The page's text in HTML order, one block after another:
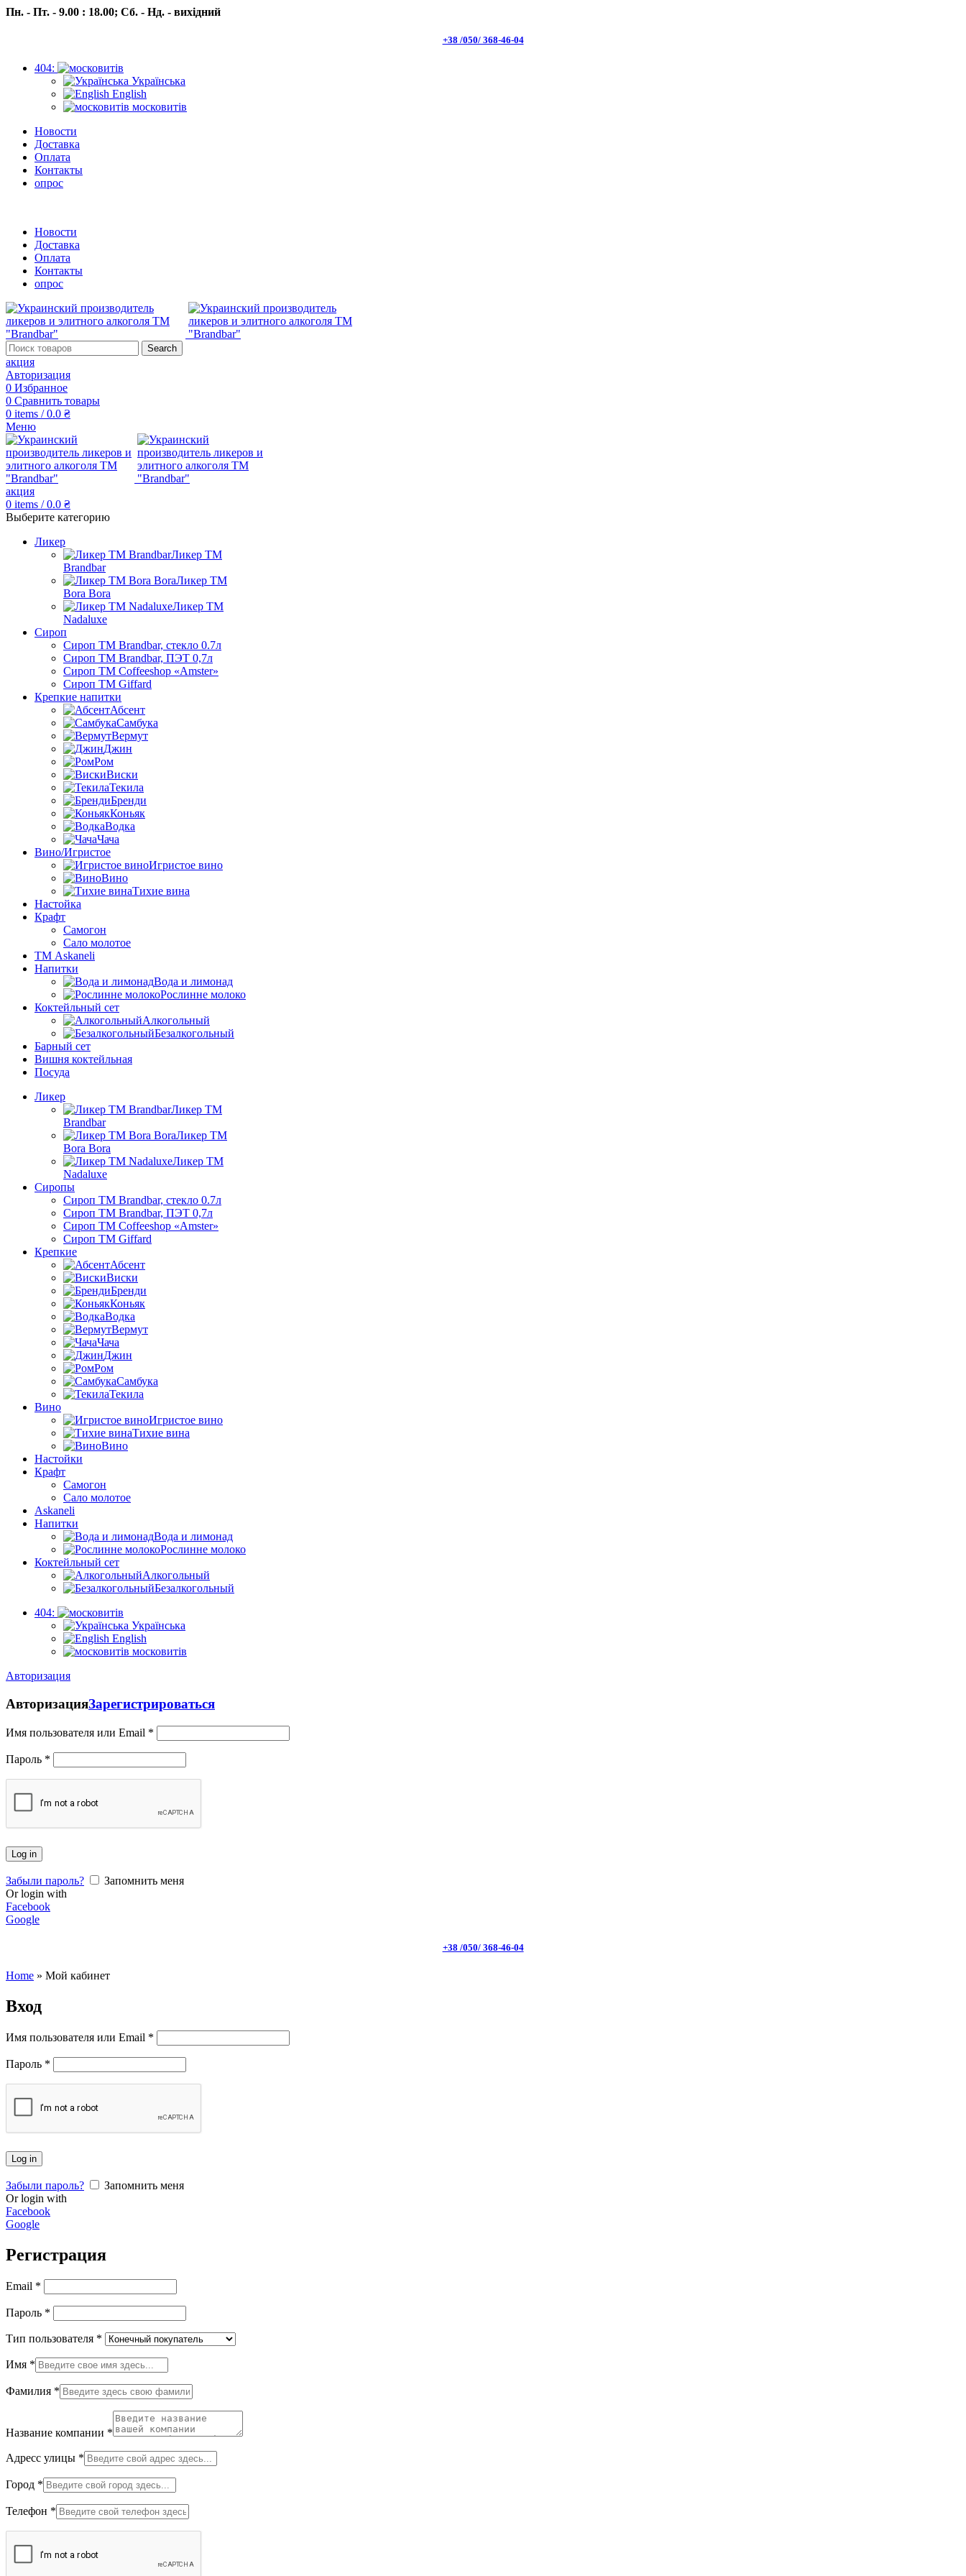
Пн. - Пт. - 9.00 : 18.00; Сб. - Нд. - вихідний
+38 /050/ 368-46-04
404:
Українська
English
московитів
Новости
Доставка
Оплата
Контакты
опрос
Новости
Доставка
Оплата
Контакты
опрос
Search
акция
Авторизация
0 Избранное
0 Сравнить товары
0 items / 0.0 ₴
Меню
акция
0 items / 0.0 ₴
Выберите категорию
Ликер
Ликер ТМ
Brandbar
Ликер ТМ
Bora Bora
Ликер ТМ
Nadaluxe
Сироп
Сироп TM Brandbar, стекло 0.7л
Сироп TM Brandbar, ПЭТ 0,7л
Сироп TM Coffeeshop «Amster»
Сироп TM Giffard
Крепкие напитки
Абсент
Самбука
Вермут
Джин
Ром
Виски
Текила
Бренди
Коньяк
Водка
Чача
Вино/Игристое
Игристое вино
Вино
Тихие вина
Настойка
Крафт
Самогон
Сало молотое
ТМ Askaneli
Напитки
Вода и лимонад
Рослинне молоко
Коктейльный сет
Алкогольный
Безалкогольный
Барный сет
Вишня коктейльная
Посуда
Ликер
Ликер ТМ
Brandbar
Ликер ТМ
Bora Bora
Ликер ТМ
Nadaluxe
Сиропы
Сироп TM Brandbar, стекло 0.7л
Сироп TM Brandbar, ПЭТ 0,7л
Сироп TM Coffeeshop «Amster»
Сироп TM Giffard
Крепкие
Абсент
Виски
Бренди
Коньяк
Водка
Вермут
Чача
Джин
Ром
Самбука
Текила
Вино
Игристое вино
Тихие вина
Вино
Настойки
Крафт
Самогон
Сало молотое
Askaneli
Напитки
Вода и лимонад
Рослинне молоко
Коктейльный сет
Алкогольный
Безалкогольный
404:
Українська
English
московитів
Авторизация
АвторизацияЗарегистрироваться
Имя пользователя или Email *
Пароль *
Log in
Забыли пароль?
Запомнить меня
Or login with
Facebook
Google
+38 /050/ 368-46-04
Home » Мой кабинет
Вход
Имя пользователя или Email *
Пароль *
Log in
Забыли пароль?
Запомнить меня
Or login with
Facebook
Google
Регистрация
Email *
Пароль *
Тип пользователя *
Имя *
Фамилия *
Название компании *
Адресс улицы *
Город *
Телефон *